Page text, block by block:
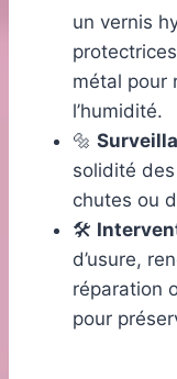
un vernis
métal pour
l’humidité.
🔩
solidité
chutes ou
🛠️
d’usure,
réparation
pour